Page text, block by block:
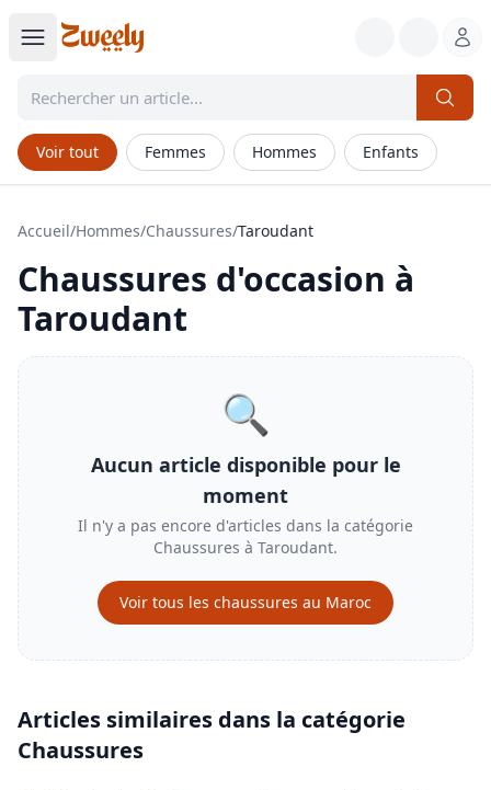
Voir tout Femmes Hommes Enfants
Accueil/Hommes/Chaussures/Taroudant
Chaussures d'occasion à
Taroudant
🔍
Aucun article disponible pour le
moment
Il n'y a pas encore d'articles dans la catégorie
Chaussures à Taroudant.
Voir tous les chaussures au Maroc
Articles similaires dans la catégorie
Chaussures